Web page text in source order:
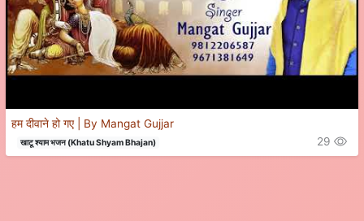
हम दीवाने हो गए | By Mangat Gujjar
खाटू श्याम भजन (Khatu Shyam Bhajan) 29